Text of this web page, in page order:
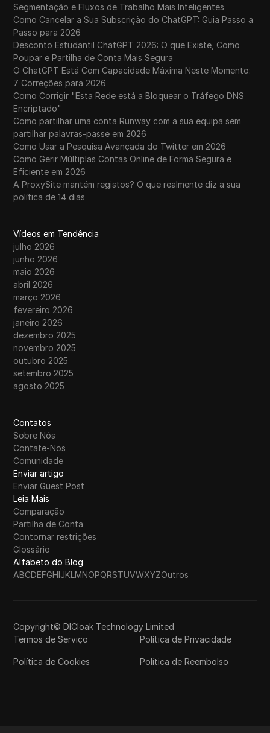
Segmentação e Fluxos de Trabalho Mais Inteligentes
Como Cancelar a Sua Subscrição do ChatGPT: Guia Passo a
Passo para 2026
Desconto Estudantil ChatGPT 2026: O que Existe, Como
Poupar e Partilha de Conta Mais Segura
O ChatGPT Está Com Capacidade Máxima Neste Momento:
7 Correções para 2026
Como Corrigir "Esta Rede está a Bloquear o Tráfego DNS
Encriptado"
Como partilhar uma conta Runway com a sua equipa sem
partilhar palavras-passe em 2026
Como Usar a Pesquisa Avançada do Twitter em 2026
Como Gerir Múltiplas Contas Online de Forma Segura e
Eficiente em 2026
A ProxySite mantém registos? O que realmente diz a sua
política de 14 dias
Vídeos em Tendência
julho 2026
junho 2026
maio 2026
abril 2026
março 2026
fevereiro 2026
janeiro 2026
dezembro 2025
novembro 2025
outubro 2025
setembro 2025
agosto 2025
Contatos
Sobre Nós
Contate-Nos
Comunidade
Enviar artigo
Enviar Guest Post
Leia Mais
Comparação
Partilha de Conta
Contornar restrições
Glossário
Alfabeto do Blog
ABCDEFGHIJKLMNOPQRSTUVWXYZOutros
Copyright© DICloak Technology Limited
Termos de Serviço
Política de Privacidade
Política de Cookies Política de Reembolso